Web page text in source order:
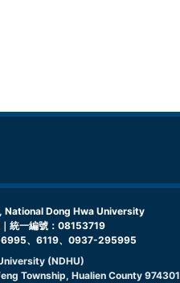
National Dong Hwa University
統一編號：08153719
、6119、0937-295995
(NDHU)
Township, Hualien County 974301